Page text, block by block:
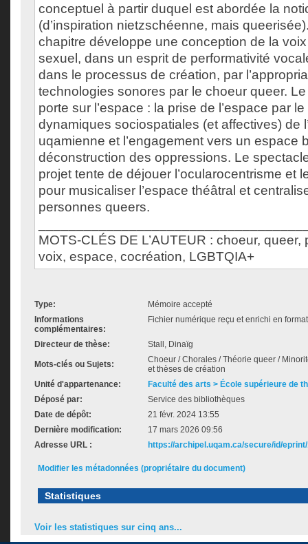
conceptuel à partir duquel est abordée la
(d’inspiration nietzschéenne, mais
chapitre développe une conception de la
sexuel, dans un esprit de performativité
dans le processus de création, par
technologies sonores par le choeur queer.
porte sur l’espace : la prise de l’espace par
dynamiques sociospatiales (et affectives) de
uqamienne et l’engagement vers un espace
déconstruction des oppressions. Le
projet tente de déjouer l’ocularocentrisme et
pour musicaliser l’espace théâtral et
personnes queers.
MOTS-CLÉS DE L’AUTEUR : choeur,
voix, espace, cocréation, LGBTQIA+
Type:
Mémoire accepté
Informations
complémentaires:
Fichier numérique reçu et enrichi en
Directeur de thèse: Stall, Dinaïg
Mots-clés ou Sujets:
Choeur / Chorales / Théorie queer /
et thèses de création
Unité d'appartenance:
Faculté des arts > École supérieure de
Déposé par:
Service des bibliothèques
Date de dépôt:
21 févr. 2024 13:55
Dernière modification:
17 mars 2026 09:56
Adresse URL :
https://archipel.uqam.ca/secure/id/
Modifier les métadonnées (propriétaire du document)
Statistiques
Voir les statistiques sur cinq ans...